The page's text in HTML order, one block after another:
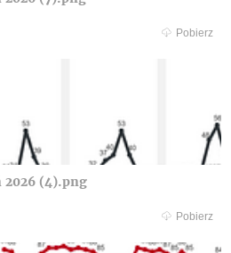
Pobierz
2026 (4).png
Pobierz